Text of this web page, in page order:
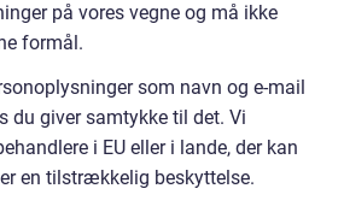
på vores vegne og må ikke
formål.
som navn og e-mail
du giver samtykke til det. Vi
i EU eller i lande, der kan
en tilstrækkelig beskyttelse.